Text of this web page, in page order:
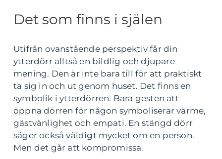
Det som finns i själen
Utifrån ovanstående perspektiv får din
ytterdörr alltså en bildlig och djupare
mening. Den är inte bara till för att praktiskt
ta sig in och ut genom huset. Det finns en
symbolik i ytterdörren. Bara gesten att
öppna dörren för någon symboliserar värme,
gästvänlighet och empati. En stängd dörr
säger också väldigt mycket om en person.
Men det går att kompromissa.